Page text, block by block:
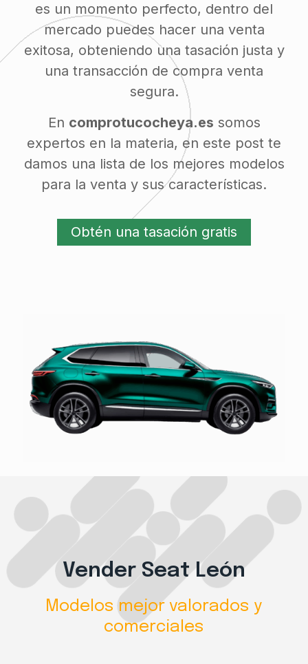
es un momento perfecto, dentro del
mercado puedes hacer una venta
exitosa, obteniendo una tasación justa y
una transacción de compra venta
segura.
En comprotucocheya.es somos
expertos en la materia, en este post te
damos una lista de los mejores modelos
para la venta y sus características.
Obtén una tasación gratis
Vender Seat León
Modelos mejor valorados y
comerciales